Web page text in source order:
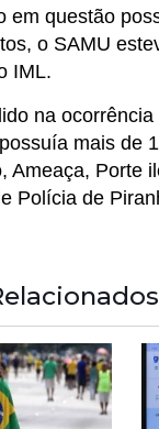
em questão
o SAMU
IML.
na
mais de
Ameaça, Porte
Polícia de